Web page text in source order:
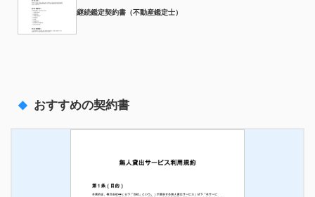
継続鑑定契約書（不動産鑑定士）
おすすめの契約書